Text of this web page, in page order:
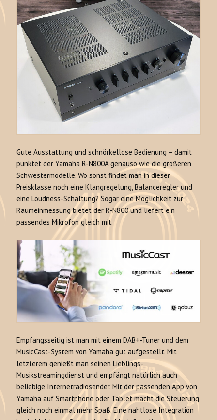
Gute Ausstattung und schnörkellose Bedienung – damit
punktet der Yamaha R-N800A genauso wie die größeren
Schwestermodelle. Wo sonst findet man in dieser
Preisklasse noch eine Klangregelung, Balanceregler und
eine Loudness-Schaltung? Sogar eine Möglichkeit zur
Raumeinmessung bietet der R-N800 und liefert ein
passendes Mikrofon gleich mit.
Empfangsseitig ist man mit einem DAB+-Tuner und dem
MusicCast-System von Yamaha gut aufgestellt. Mit
letzterem genießt man seinen Lieblings-
Musikstreamingdienst und empfängt natürlich auch
beliebige Internetradiosender. Mit der passenden App von
Yamaha auf Smartphone oder Tablet macht die Steuerung
gleich noch einmal mehr Spaß. Eine nahtlose Integration